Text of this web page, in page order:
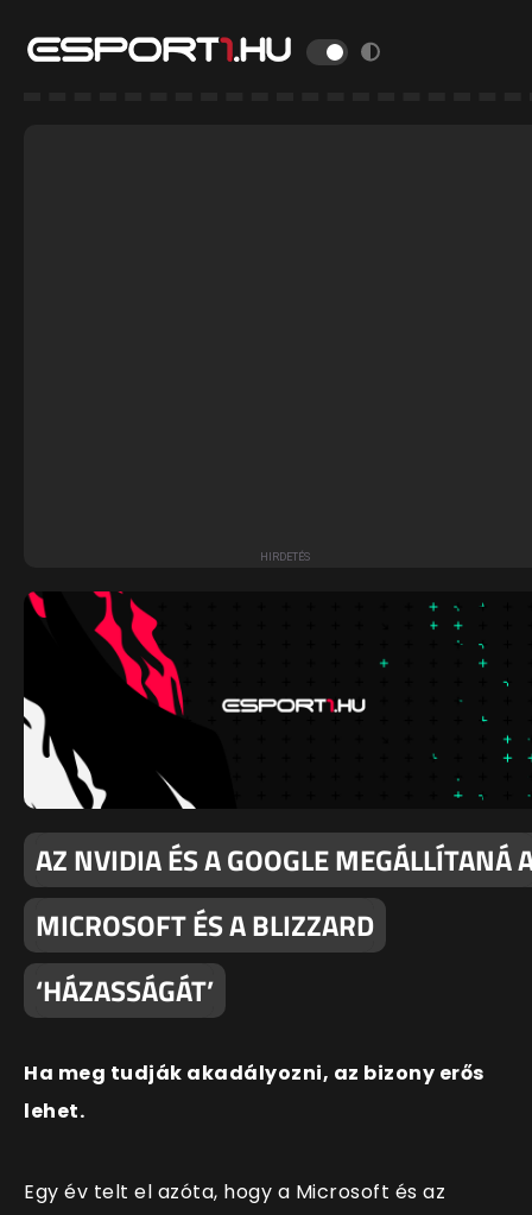
AZ NVIDIA ÉS A GOOGLE MEGÁLLÍTANÁ
MICROSOFT ÉS A BLIZZARD
‘HÁZASSÁGÁT’
Ha meg tudják akadályozni, az bizony erős
lehet.
Egy év telt el azóta, hogy a Microsoft és az